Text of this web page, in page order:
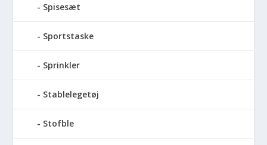
Spisesæt
Sportstaske
Sprinkler
Stablelegetøj
Stofble